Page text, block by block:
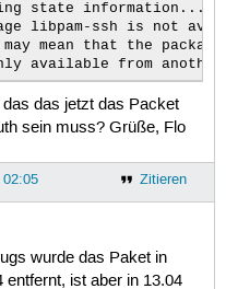
state information...
libpam-ssh is not
may mean that the
package
available from another
das jetzt das Packet
sein muss? Grüße, Flo
Zitieren
wurde das Paket in
entfernt, ist aber in 13.04